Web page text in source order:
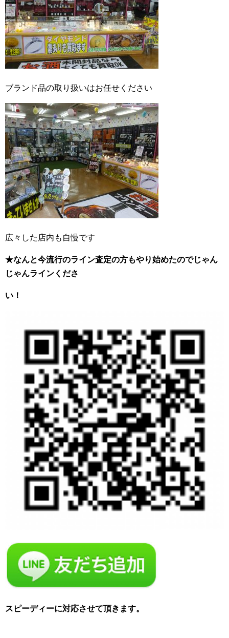
ブランド品の取り扱いはお任せください
広々した店内も自慢です
★なんと今流行のライン査定の方もやり始めたのでじゃん
じゃんラインくださ
い！
スピーディーに対応させて頂きます。